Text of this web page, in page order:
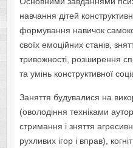
навчання дітей
формування навичок
своїх емоційних станів,
тривожності, розширення
та умінь конструктивної
Заняття будувалися на
(оволодіння техніками
стримання і зняття
рухливих ігор і вправ),